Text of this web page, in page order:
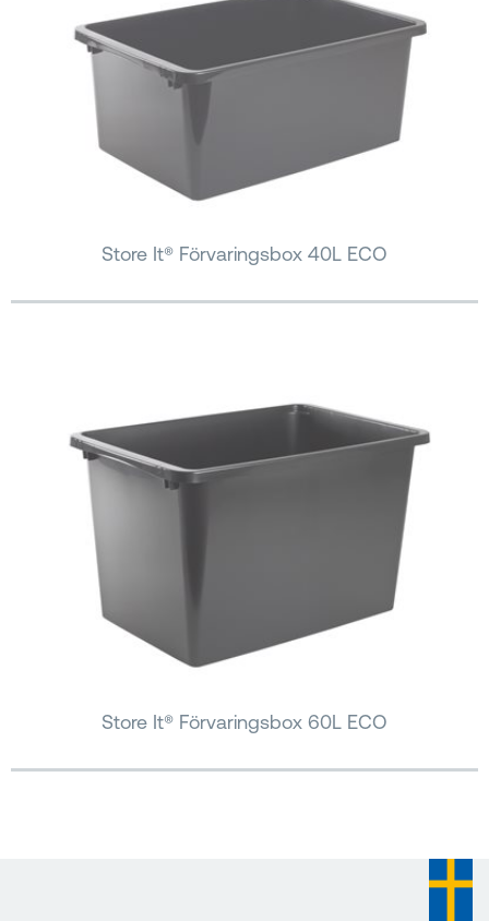
Store It® Förvaringsbox 40L ECO
Store It® Förvaringsbox 60L ECO